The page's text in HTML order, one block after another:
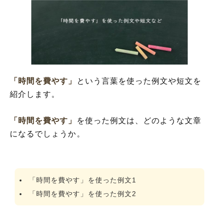
「時間を費やす」
という言葉を使った例文や短文を
紹介します。
「時間を費やす」
を使った例文は、どのような文章
になるでしょうか。
「時間を費やす」を使った例文1
「時間を費やす」を使った例文2